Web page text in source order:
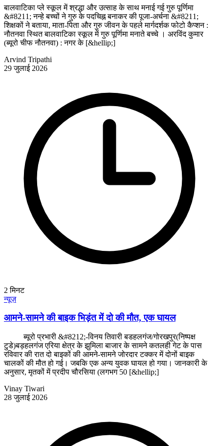
बालवाटिका प्ले स्कूल में श्रद्धा और उत्साह के साथ मनाई गई गुरु पूर्णिमा
&#8211; नन्हे बच्चों ने गुरु के पदचिह्न बनाकर की पूजा-अर्चना &#8211;
शिक्षकों ने बताया, माता-पिता और गुरु जीवन के पहले मार्गदर्शक फोटो कैप्शन :
नौतनवा स्थित बालवाटिका स्कूल में गुरु पूर्णिमा मनाते बच्चे । अरविंद कुमार
(ब्यूरो चीफ नौतनवा) : नगर के [&hellip;]
Arvind Tripathi
29 जुलाई 2026
2 मिनट
न्यूज़
आमने-सामने की बाइक भिड़ंत में दो की मौत, एक घायल
ब्यूरो प्रभारी &#8212;-विनय तिवारी बडहलगंज/गोरखपुर(निष्पक्ष
टुडे)बड़हलगंज एरिया क्षेत्र के झुमिला बाजार के सामने कतलही गेट के पास
रविवार की रात दो बाइकों की आमने-सामने जोरदार टक्कर में दोनों बाइक
चालकों की मौत हो गई। जबकि एक अन्य युवक घायल हो गया। जानकारी के
अनुसार, मृतकों में प्रदीप चौरसिया (लगभग 50 [&hellip;]
Vinay Tiwari
28 जुलाई 2026